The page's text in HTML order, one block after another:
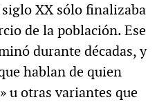
XX sólo finalizaba
de la población. Ese
durante décadas, y
hablan de quien
u otras variantes que